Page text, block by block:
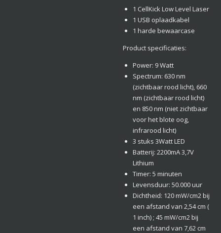
1 CellKick Low Level Laser
1 USB oplaadkabel
1 harde bewaarcase
Product specificaties:
Power: 9 Watt
Spectrum: 630 nm
(zichtbaar rood licht), 660
nm (zichtbaar rood licht)
en 850 nm (niet zichtbaar
voor het blote oog,
infrarood licht)
3 stuks 3Watt LED
Batterij: 2200mA 3,7V
Lithium
Timer: 5 minuten
Levensduur: 50.000 uur
Dichtheid: 120 mW/cm2 bij
een afstand van 2,54 cm (
1 inch) ; 45 mW/cm2 bij
een afstand van 7,62 cm